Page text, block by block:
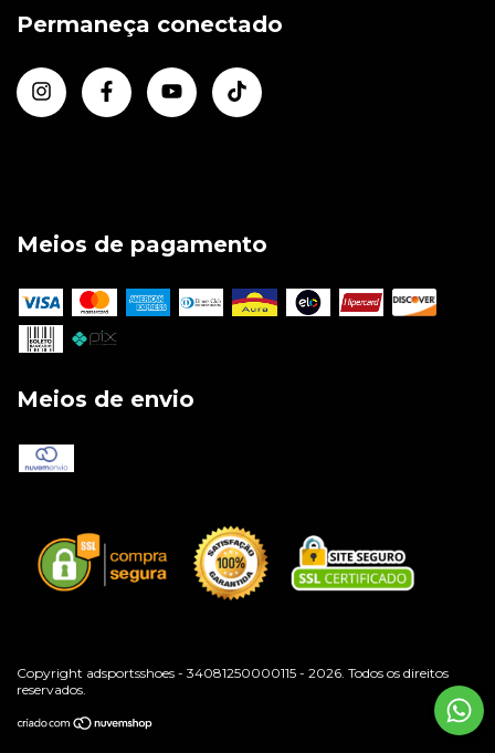
Permaneça conectado
Meios de pagamento
Meios de envio
Copyright adsportsshoes - 34081250000115 - 2026. Todos os direitos
reservados.